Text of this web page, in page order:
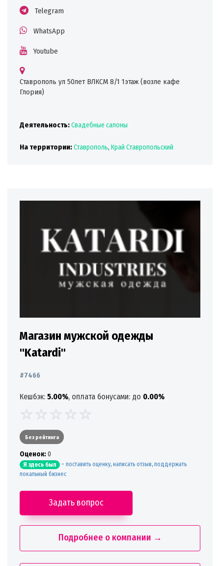
Telegram
WhatsApp
Youtube
Ставрополь ул 50лет ВЛКСМ 8/1 1этаж (возле кафе
Глория)
Деятельность:Свадебные салоны
На территории:Ставрополь, Край Ставропольский
Магазин мужской одежды
"Katardi"
#7466
Кешбэк: 5.00%, оплата бонусами: до 0.00%
Без рейтинга
Oценок:0
Я здесь был - поставить оценку, написать отзыв, поддержать
локальный бизнес
Задать вопрос
Подробнее о компании →